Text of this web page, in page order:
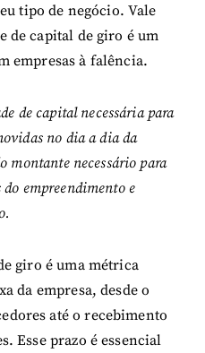
tipo de negócio. Vale
de capital de giro é um
empresas à falência.
de capital necessária para
no dia a dia da
montante necessário para
do empreendimento e
giro é uma métrica
da empresa, desde o
até o recebimento
Esse prazo é essencial